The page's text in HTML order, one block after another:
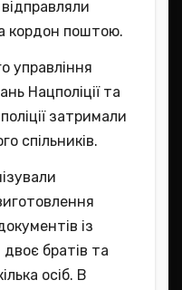
кордон поштою.
управління
Нацполіції та
затримали
спільників.
із
братів та
осіб. В